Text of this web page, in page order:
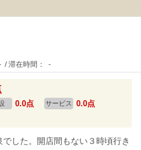
/ 滞在時間： -
0.0点 サービス 0.0点
した。開店間もない３時頃行き